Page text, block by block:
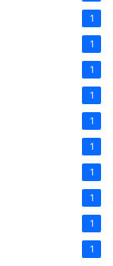
1
1
1
1
1
1
1
1
1
1